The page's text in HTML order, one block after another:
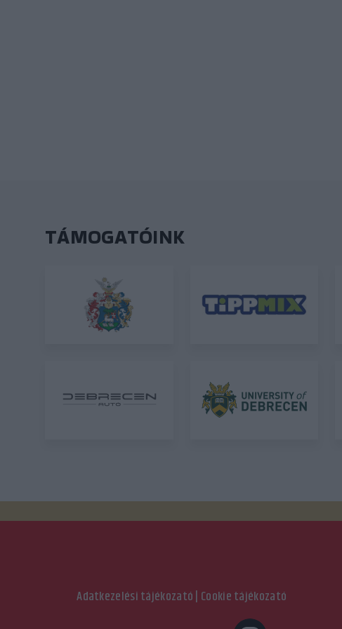
TÁMOGATÓINK
Adatkezelési tájékozató| Cookie tájékozató